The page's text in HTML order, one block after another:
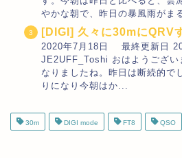
やかな朝で、昨日の暴風雨がま
[DIGI] 久々に30mにQRV
2020年7月18日 最終更新日
JE2UFF_Toshi おはようござい
なりましたね。昨日は断続的で
りになり今朝はか...
30m DIGI mode FT8 QSO